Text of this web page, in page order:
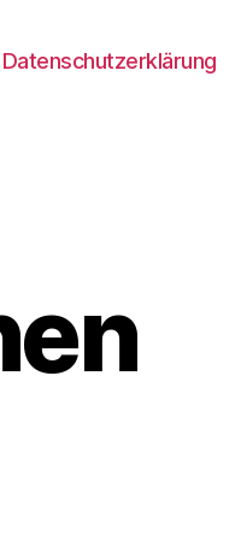
Datenschutzerklärung